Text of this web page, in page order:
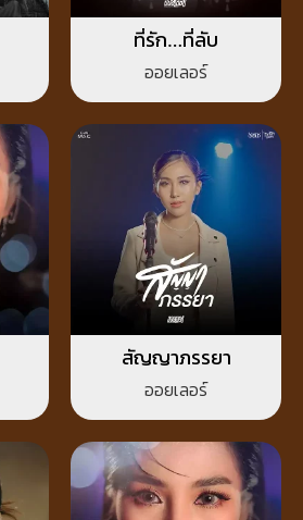
ที่รัก…ที่ลับ
ออยเลอร์
สัญญาภรรยา
ออยเลอร์